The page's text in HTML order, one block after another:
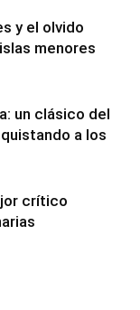
y el olvido
menores
un clásico del
a los
crítico